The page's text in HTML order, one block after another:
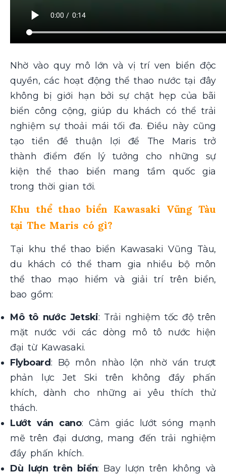
Nhờ vào quy mô lớn và vị trí ven biển độc
quyền, các hoạt động thể thao nước tại đây
không bị giới hạn bởi sự chật hẹp của bãi
biển công cộng, giúp du khách có thể trải
nghiệm sự thoải mái tối đa. Điều này cũng
tạo tiền đề thuận lợi để The Maris trở
thành điểm đến lý tưởng cho những sự
kiện thể thao biển mang tầm quốc gia
trong thời gian tới.
Khu thể thao biển Kawasaki Vũng Tàu
tại The Maris có gì?
Tại khu thể thao biển Kawasaki Vũng Tàu,
du khách có thể tham gia nhiều bộ môn
thể thao mạo hiểm và giải trí trên biển,
bao gồm:
Mô tô nước Jetski: Trải nghiệm tốc độ trên
mặt nước với các dòng mô tô nước hiện
đại từ Kawasaki.
Flyboard: Bộ môn nhào lộn nhờ ván trượt
phản lực Jet Ski trên không đầy phấn
khích, dành cho những ai yêu thích thử
thách.
Lướt ván cano: Cảm giác lướt sóng mạnh
mẽ trên đại dương, mang đến trải nghiệm
đầy phấn khích.
Dù lượn trên biển: Bay lượn trên không và